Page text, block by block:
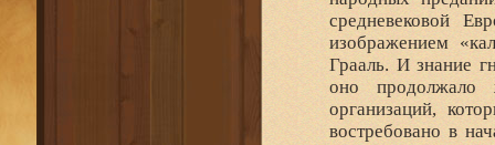
средневековой
изображением
Грааль. И знание
оно продолжало
организаций,
востребовано в